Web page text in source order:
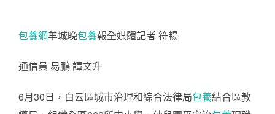
包養網羊城晚包養報全媒體記者 符暢
通信員 易鵬 譚文升
6月30日，白云區城市治理和綜合法律局包養結合區教